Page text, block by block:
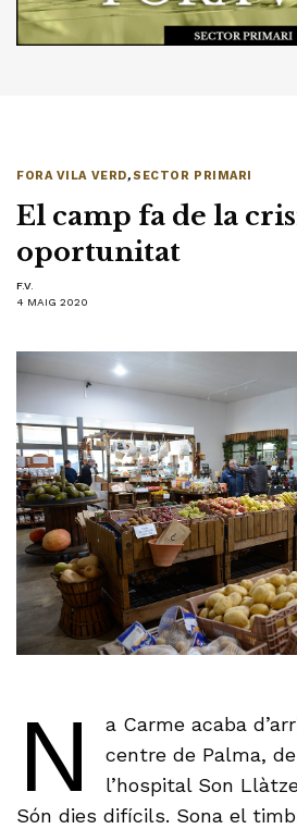
FORA VILA VERD,SECTOR PRIMARI
El camp fa de la
oportunitat
F.V.
4 MAIG 2020
N
a Carme acaba
centre de Palma,
l’hospital Son
Són dies difícils. Sona el